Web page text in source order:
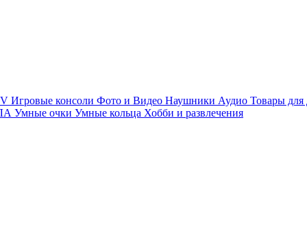
Игровые консоли Фото и Видео Наушники Аудио Товары для
Умные очки Умные кольца Хобби и развлечения